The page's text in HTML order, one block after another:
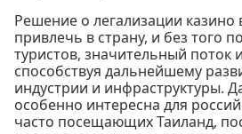
Решение о легализации казино
привлечь в страну, и без того
туристов, значительный поток
способствуя дальнейшему
индустрии и инфраструктуры.
особенно интересна для
часто посещающих Таиланд,